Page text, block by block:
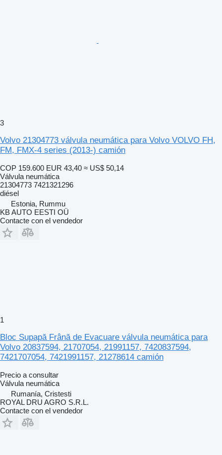
3
Volvo 21304773 válvula neumática para Volvo VOLVO FH,
FM, FMX-4 series (2013-) camión
COP 159.600 EUR 43,40 ≈ US$ 50,14
Válvula neumática
21304773 7421321296
diésel
Estonia, Rummu
KB AUTO EESTI OÜ
Contacte con el vendedor
1
Bloc Supapă Frână de Evacuare válvula neumática para
Volvo 20837594, 21707054, 21991157, 7420837594,
7421707054, 7421991157, 21278614 camión
Precio a consultar
Válvula neumática
Rumanía, Cristesti
ROYAL DRU AGRO S.R.L.
Contacte con el vendedor